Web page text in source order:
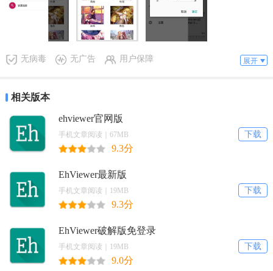
无病毒 无广告 用户保障 展开
相关版本
ehviewer官网版
下载
手机文章阅读｜67MB
9.3分
EhViewer最新版
下载
手机文章阅读｜19MB
9.3分
EhViewer破解版免登录
下载
手机文章阅读｜19MB
9.0分